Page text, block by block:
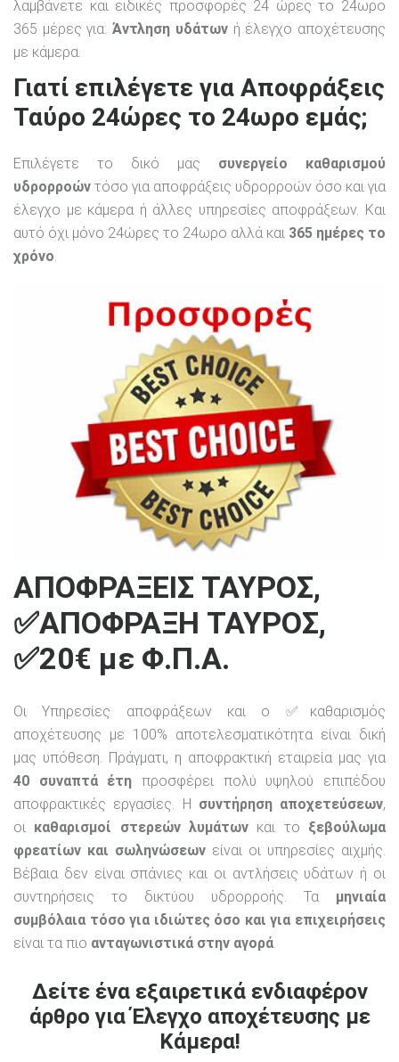
λαμβάνετε και ειδικές προσφορές 24 ώρες το 24ωρο
365 μέρες για:Άντληση υδάτωνή έλεγχο αποχέτευσης
με κάμερα.
Γιατί επιλέγετε για Αποφράξεις
Ταύρο 24ώρες το 24ωρο εμάς;
Επιλέγετε το δικό μας συνεργείο καθαρισμού
υδρορροών τόσο για αποφράξεις υδρορροών όσο και για
έλεγχο με κάμερα ή άλλες υπηρεσίες αποφράξεων. Και
αυτό όχι μόνο 24ώρες το 24ωρο αλλά και 365 ημέρες το
χρόνο
ΑΠΟΦΡΑΞΕΙΣ ΤΑΥΡΟΣ,
✅ΑΠΟΦΡΑΞΗ ΤΑΥΡΟΣ,
✅20€ με Φ.Π.Α.
Οι Υπηρεσίες αποφράξεων και ο ✅καθαρισμός
αποχέτευσης με 100% αποτελεσματικότητα είναι δική
μας υπόθεση. Πράγματι, η αποφρακτική εταιρεία μας για
40 συναπτά έτη προσφέρει πολύ υψηλού επιπέδου
αποφρακτικές εργασίες. Η συντήρηση αποχετεύσεων,
οι καθαρισμοί στερεών λυμάτων και το ξεβούλωμα
φρεατίων και σωληνώσεων είναι οι υπηρεσίες αιχμής.
Βέβαια δεν είναι σπάνιες και οι αντλήσεις υδάτων ή οι
συντηρήσεις το δικτύου υδρορροής. Τα μηνιαία
συμβόλαια τόσο για ιδιώτες όσο και για επιχειρήσεις
είναι τα πιο ανταγωνιστικά στην αγορά.
Δείτε ένα εξαιρετικά ενδιαφέρον
άρθρο για Έλεγχο αποχέτευσης με
Κάμερα!